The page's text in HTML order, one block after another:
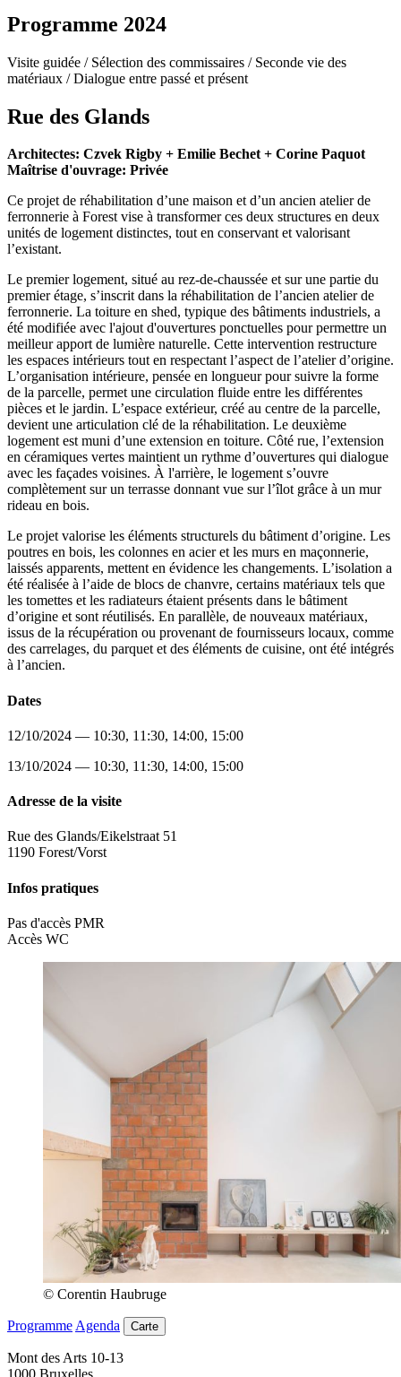
Programme 2024
Visite guidée / Sélection des commissaires / Seconde vie des
matériaux /Dialogue entre passé et présent
Rue des Glands
Architectes: Czvek Rigby + Emilie Bechet + Corine Paquot
Maîtrise d'ouvrage: Privée
Ce projet de réhabilitation d’une maison et d’un ancien atelier de
ferronnerie à Forest vise à transformer ces deux structures en deux
unités de logement distinctes, tout en conservant et valorisant
l’existant.
Le premier logement, situé au rez-de-chaussée et sur une partie du
premier étage, s’inscrit dans la réhabilitation de l’ancien atelier de
ferronnerie. La toiture en shed, typique des bâtiments industriels, a
été modifiée avec l'ajout d'ouvertures ponctuelles pour permettre un
meilleur apport de lumière naturelle. Cette intervention restructure
les espaces intérieurs tout en respectant l’aspect de l’atelier d’origine.
L’organisation intérieure, pensée en longueur pour suivre la forme
de la parcelle, permet une circulation fluide entre les différentes
pièces et le jardin. L’espace extérieur, créé au centre de la parcelle,
devient une articulation clé de la réhabilitation. Le deuxième
logement est muni d’une extension en toiture. Côté rue, l’extension
en céramiques vertes maintient un rythme d’ouvertures qui dialogue
avec les façades voisines. À l'arrière, le logement s’ouvre
complètement sur un terrasse donnant vue sur l’îlot grâce à un mur
rideau en bois.
Le projet valorise les éléments structurels du bâtiment d’origine. Les
poutres en bois, les colonnes en acier et les murs en maçonnerie,
laissés apparents, mettent en évidence les changements. L’isolation a
été réalisée à l’aide de blocs de chanvre, certains matériaux tels que
les tomettes et les radiateurs étaient présents dans le bâtiment
d’origine et sont réutilisés. En parallèle, de nouveaux matériaux,
issus de la récupération ou provenant de fournisseurs locaux, comme
des carrelages, du parquet et des éléments de cuisine, ont été intégrés
à l’ancien.
Dates
12/10/2024 — 10:30, 11:30, 14:00, 15:00
13/10/2024 — 10:30, 11:30, 14:00, 15:00
Adresse de la visite
Rue des Glands/Eikelstraat 51
1190 Forest/Vorst
Infos pratiques
Pas d'accès PMR
Accès WC
© Corentin Haubruge
Programme Agenda Carte
Mont des Arts 10-13